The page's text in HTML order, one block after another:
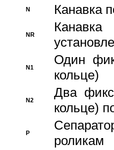
N Канавка
NR
N1
Один
кольце)
N2
Два
кольце)
P
роликам